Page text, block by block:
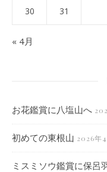
30 31
« 4月
お花鑑賞に八塩山へ
初めての東根山 2026年
ミスミソウ鑑賞に保呂